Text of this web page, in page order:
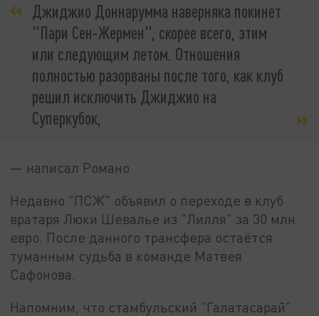
Джиджио Доннарумма наверняка покинет
"Пари Сен-Жермен", скорее всего, этим
или следующим летом. Отношения
полностью разорваны после того, как клуб
решил исключить Джиджио на
Суперкубок,
— написал Романо
Недавно "ПСЖ" объявил о переходе в клуб
вратаря Люки Шевалье из "Лилля" за 30 млн
евро. После данного трансфера остаётся
туманным судьба в команде Матвея
Сафонова.
Напомним, что стамбульский "Галатасарай"